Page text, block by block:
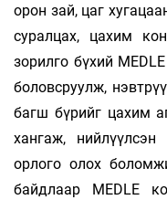
орон зай, цаг
суралцах, цахим
зорилго бүхий
боловсруулж,
багш бүрийг цахим
хангаж,
орлого олох
байдлаар MEDLE